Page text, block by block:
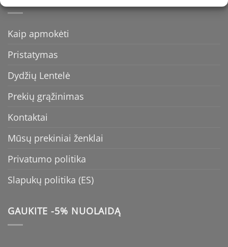
Kaip apmokėti
Pristatymas
Dydžių Lentelė
Prekių grąžinimas
Kontaktai
Mūsų prekiniai ženklai
Privatumo politika
Slapukų politika (ES)
GAUKITE -5% NUOLAIDĄ